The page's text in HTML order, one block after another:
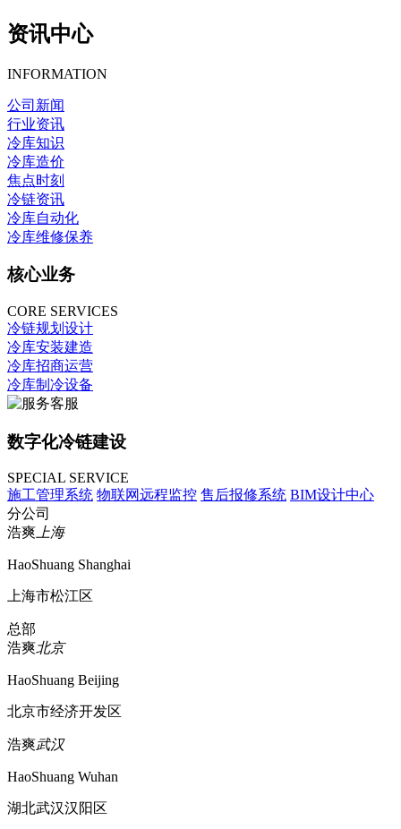
资讯中心
INFORMATION
公司新闻
行业资讯
冷库知识
冷库造价
焦点时刻
冷链资讯
冷库自动化
冷库维修保养
核心业务
CORE SERVICES
冷链规划设计
冷库安装建造
冷库招商运营
冷库制冷设备
数字化冷链建设
SPECIAL SERVICE
施工管理系统 物联网远程监控 售后报修系统 BIM设计中心
分公司
浩爽上海
HaoShuang Shanghai
上海市松江区
总部
浩爽北京
HaoShuang Beijing
北京市经济开发区
浩爽武汉
HaoShuang Wuhan
湖北武汉汉阳区